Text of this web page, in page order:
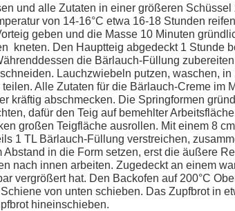
und alle Zutaten in einer größeren Schüssel
von 14-16°C etwa 16-18 Stunden
geben und die Masse 10 Minuten
kneten. Den Hauptteig abgedeckt 1 Stunde
die Bärlauch-Füllung
Lauchzwiebeln putzen, waschen,
Alle Zutaten für die Bärlauch-Creme im
kräftig abschmecken. Die Springformen
dafür den Teig auf bemehlter
großen Teigfläche ausrollen. Mit einem 8
1 TL Bärlauch-Füllung verstreichen,
in die Form setzen, erst die äußere
nach innen arbeiten. Zugedeckt an einem
vergrößert hat. Den Backofen auf 200°C
von unten schieben. Das Zupfbrot in
hineinschieben.